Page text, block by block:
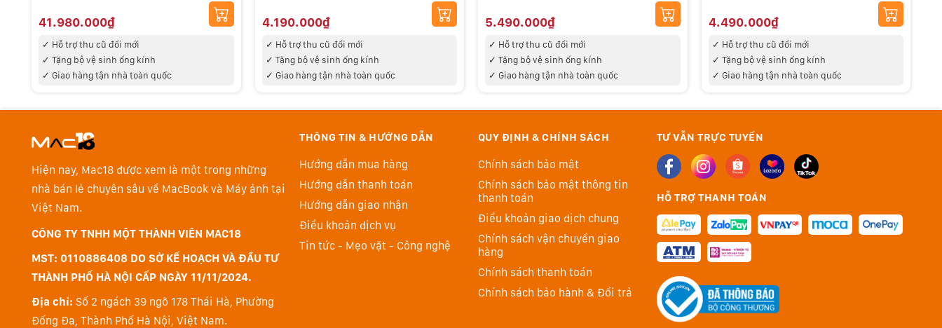
41.980.000₫
✓ Hỗ trợ thu cũ đổi mới
✓ Tặng bộ vệ sinh ống kính
✓ Giao hàng tận nhà toàn quốc
4.190.000₫
✓ Hỗ trợ thu cũ đổi mới
✓ Tặng bộ vệ sinh ống kính
✓ Giao hàng tận nhà toàn quốc
5.490.000₫
✓ Hỗ trợ thu cũ đổi mới
✓ Tặng bộ vệ sinh ống kính
✓ Giao hàng tận nhà toàn quốc
4.490.000₫
✓ Hỗ trợ thu cũ đổi mới
✓ Tặng bộ vệ sinh ống kính
✓ Giao hàng tận nhà toàn quốc
Hiện nay, Mac18 được xem là một trong những
nhà bán lẻ chuyên sâu về MacBook và Máy ảnh tại
Việt Nam.
CÔNG TY TNHH MỘT THÀNH VIÊN MAC18
MST: 0110886408 DO SỞ KẾ HOẠCH VÀ ĐẦU TƯ
THÀNH PHỐ HÀ NỘI CẤP NGÀY 11/11/2024.
Địa chỉ: Số 2 ngách 39 ngõ 178 Thái Hà, Phường
Đống Đa, Thành Phố Hà Nội, Việt Nam.
THÔNG TIN & HƯỚNG DẪN
Hướng dẫn mua hàng
Hướng dẫn thanh toán
Hướng dẫn giao nhận
Điều khoản dịch vụ
Tin tức - Mẹo vặt - Công nghệ
QUY ĐỊNH & CHÍNH SÁCH
Chính sách bảo mật
Chính sách bảo mật thông tin
thanh toán
Điều khoản giao dịch chung
Chính sách vận chuyển giao
hàng
Chính sách thanh toán
Chính sách bảo hành & Đổi trả
TƯ VẪN TRỰC TUYẾN
HỖ TRỢ THANH TOÁN